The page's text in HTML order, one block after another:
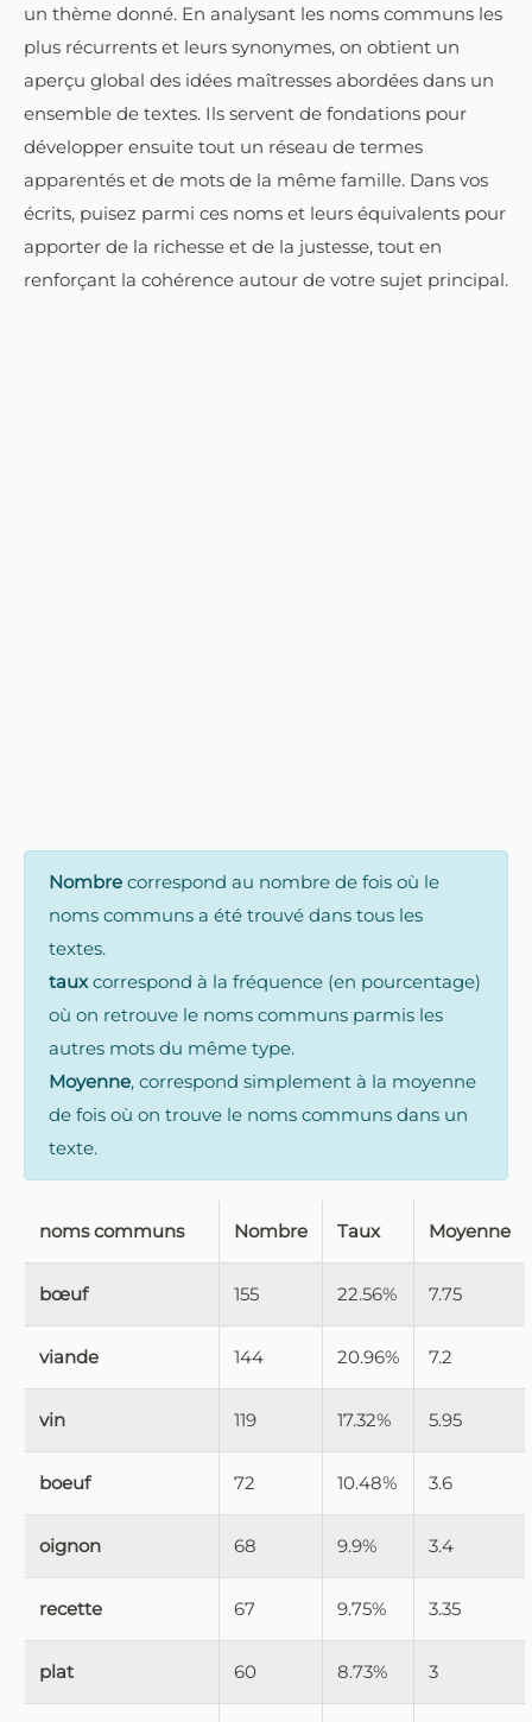
un thème donné. En analysant les noms communs les
plus récurrents et leurs synonymes, on obtient un
aperçu global des idées maîtresses abordées dans un
ensemble de textes. Ils servent de fondations pour
développer ensuite tout un réseau de termes
apparentés et de mots de la même famille. Dans vos
écrits, puisez parmi ces noms et leurs équivalents pour
apporter de la richesse et de la justesse, tout en
renforçant la cohérence autour de votre sujet principal.
Nombre correspond au nombre de fois où le
noms communs a été trouvé dans tous les
textes.
tauxcorrespond à la fréquence (en pourcentage)
où on retrouve le noms communs parmis les
autres mots du même type.
Moyenne, correspond simplement à la moyenne
de fois où on trouve le noms communs dans un
texte.
noms communs Nombre Taux Moyenne
bœuf 155 22.56% 7.75
viande 144 20.96% 7.2
vin 119 17.32% 5.95
boeuf 72 10.48% 3.6
oignon 68 9.9% 3.4
recette 67 9.75% 3.35
plat 60 8.73% 3